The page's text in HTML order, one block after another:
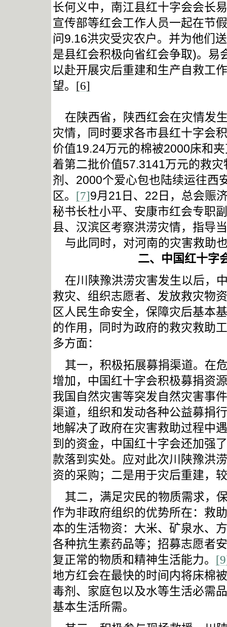
长何义中，南江县红十字会会长
宣传部等红会工作人员一起在节
问9.16洪灾受灾农户。并为他们
是县红会积极向省红会争取)。易
以赴开展灾后重建和生产自救工
望。 [6]
在陕西省，陕西红会在灾情发
灾情，同时要求各市县红十字会
价值19.24万元的棉被2000床和
着第二批价值57.3141万元的救
剂、 2000个爱心包也陆续运往西
区。 [7]9月 21 日 、 22 日，总会赈
秘书长杜小平、安康市红会专职
县、汉滨区考察洪涝灾情，指导
与此同时，对河南的灾害救助
二、中国红十字
在川陕豫洪涝灾害发生以后，
救灾、组织志愿者、发放救灾物
区人民生命安全，保障灾后基本
的作用，同时为政府的救灾救助
多方面：
其一，积极拓展募捐渠道。在
增加，中国红十字会积极募捐资
我国自然灾害等突发自然灾害事
渠道，组织和发动各种公益募捐
地解决了政府在灾害救助过程中
到的资金，中国红十字会还加强
款落到实处。应对此次川陕豫洪涝
资的采购；二是用于灾后重建，
其二，满足灾民的物质需求，
作为非政府组织的优势所在：救
本的生活物资：大米、矿泉水、
各种抗生素药品等；招募志愿者
复正常的物质和精神生活能力。
地方红会在最快的时间内将床棉
毒剂、家庭包以及水等生活必需
基本生活所需。